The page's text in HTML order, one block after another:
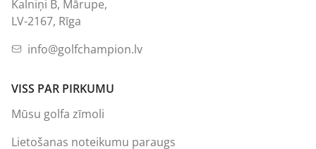
Kalniņi B, Mārupe,
LV-2167, Rīga
info@golfchampion.lv
VISS PAR PIRKUMU
Mūsu golfa zīmoli
Lietošanas noteikumu paraugs